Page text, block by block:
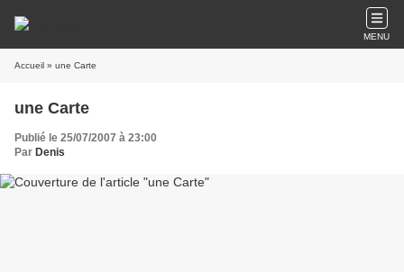
MENU
Accueil » une Carte
une Carte
Publié le 25/07/2007 à 23:00
Par Denis